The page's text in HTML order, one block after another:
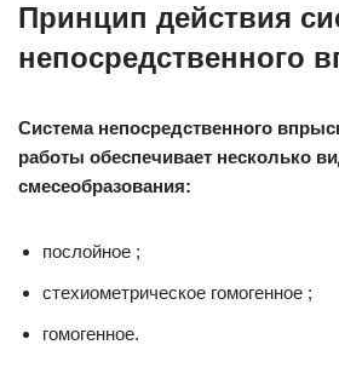
Принцип действия
непосредственного
Система непосредственного
работы обеспечивает несколько
смесеобразования:
послойное ;
стехиометрическое гомогенное ;
гомогенное.